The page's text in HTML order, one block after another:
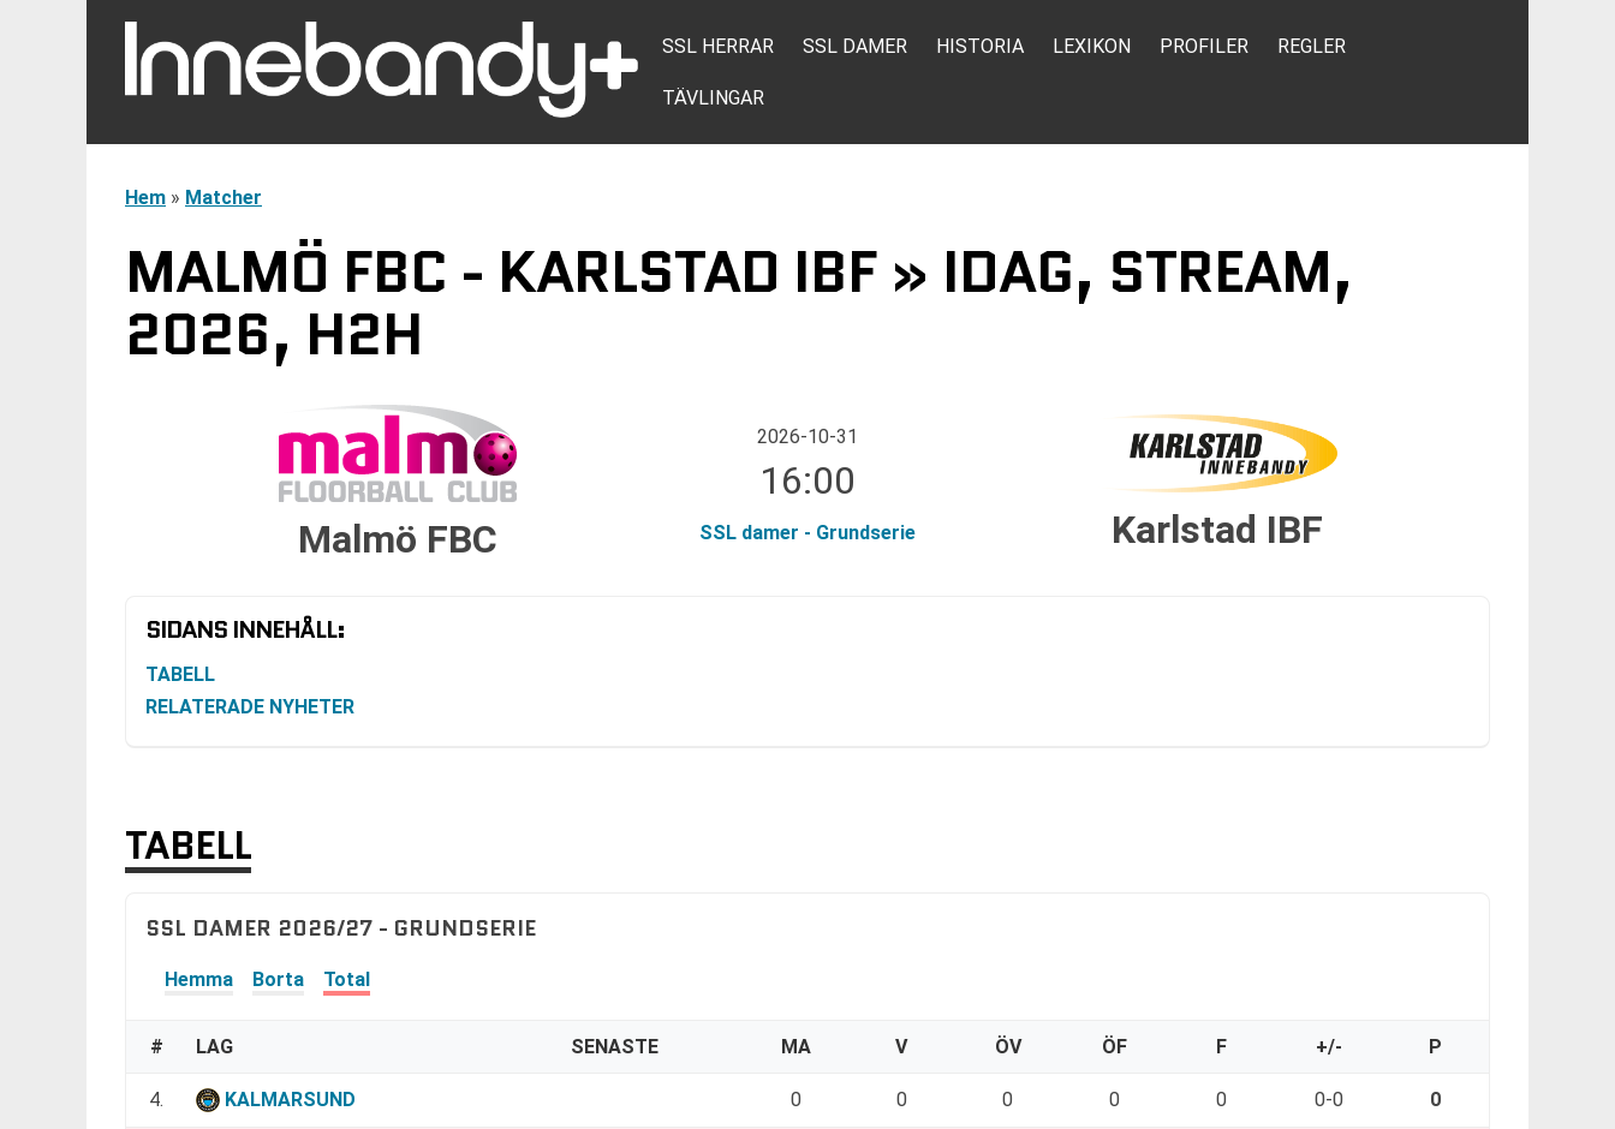
SSL HERRAR SSL DAMER HISTORIA LEXIKON PROFILER REGLER
TÄVLINGAR
Hem » Matcher
MALMÖ FBC - KARLSTAD IBF » IDAG, STREAM,
2026, H2H
Malmö FBC
2026-10-31
16:00
SSL damer - Grundserie Karlstad IBF
SIDANS INNEHÅLL:
TABELL
RELATERADE NYHETER
TABELL
SSL DAMER 2026/27 - GRUNDSERIE
Hemma Borta Total
# LAG SENASTE MA V ÖV ÖF F +/- P
4. KALMARSUND 0 0 0 0 0 0-0 0